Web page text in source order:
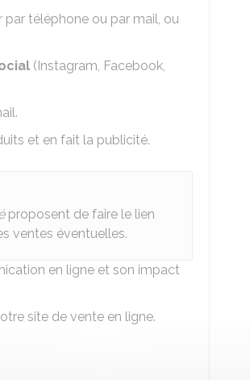
téléphone ou par mail, ou
(Instagram, Facebook,
et en fait la publicité.
proposent de faire le lien
ventes éventuelles.
en ligne et son impact
site de vente en ligne.